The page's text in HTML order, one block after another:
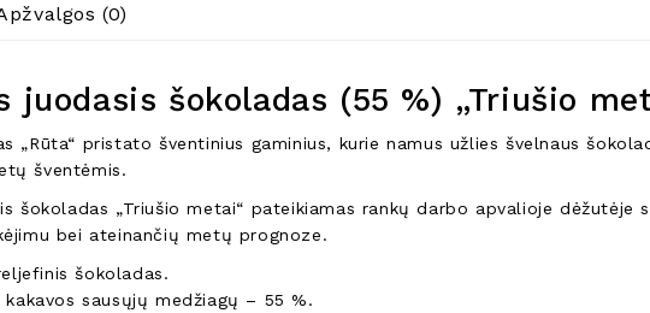
(0)
juodasis šokoladas (55 %) „Triušio
„Rūta“ pristato šventinius gaminius, kurie namus užlies švelnaus
šventėmis.
šokoladas „Triušio metai“ pateikiamas rankų darbo apvalioje dėžutėje
bei ateinančių metų prognoze.
šokoladas.
kakavos sausųjų medžiagų – 55 %.